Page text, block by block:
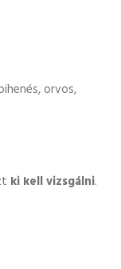
orvos,
ki kell vizsgálni.